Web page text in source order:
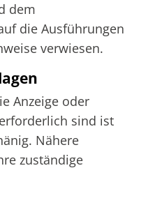
dem
die Ausführungen
verwiesen.
Anzeige oder
sind ist
Nähere
zuständige